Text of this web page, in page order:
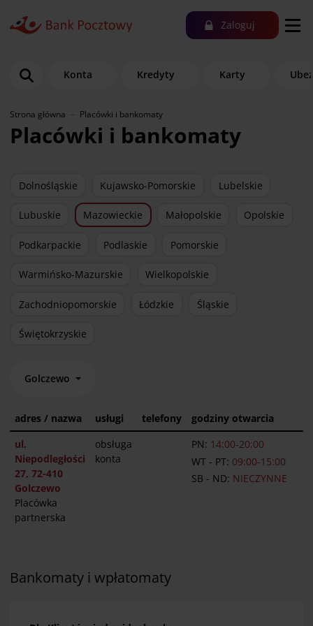
Zaloguj
Konta Kredyty Karty
Strona główna Placówki i bankomaty
Placówki i bankomaty
Dolnośląskie Kujawsko-Pomorskie Lubelskie
Lubuskie Mazowieckie Małopolskie Opolskie
Podkarpackie Podlaskie Pomorskie
Warmińsko-Mazurskie Wielkopolskie
Zachodniopomorskie Łódzkie Śląskie
Świętokrzyskie
Golczewo
adres / nazwa usługi telefony
godziny otwarcia
ul.
Niepodległości
27, 72-410
Golczewo
Placówka
partnerska
obsługa
konta
PN: 14:00-20:00
WT - PT: 09:00-15:00
SB - ND: NIECZYNNE
Bankomaty i wpłatomaty